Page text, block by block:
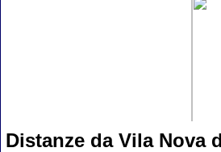
Distanze da Vila Nova